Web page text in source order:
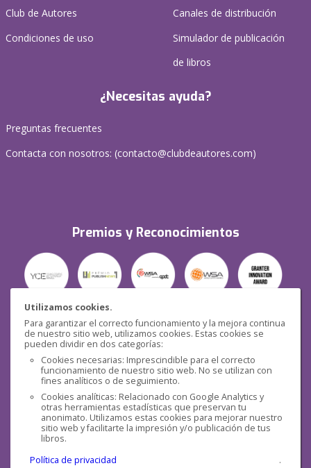
Utilizamos cookies.
Para garantizar el correcto funcionamiento y la mejora continua
de nuestro sitio web, utilizamos cookies. Estas cookies se
pueden dividir en dos categorías:
Cookies necesarias: Imprescindible para el correcto
funcionamiento de nuestro sitio web. No se utilizan con
fines analíticos o de seguimiento.
Cookies analíticas: Relacionado con Google Analytics y
otras herramientas estadísticas que preservan tu
anonimato. Utilizamos estas cookies para mejorar nuestro
sitio web y facilitarte la impresión y/o publicación de tus
libros.
Política de privacidad
.
Club de Autores
Condiciones de uso
Canales de distribución
Simulador de publicación
de libros
¿Necesitas ayuda?
Preguntas frecuentes
Contacta con nosotros: (contacto@clubdeautores.com)
Premios y Reconocimientos
Seguridad
Redes sociales